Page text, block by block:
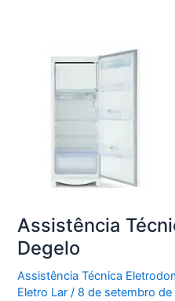
Assistência
Degelo
Assistência Técnica
Eletro Lar/ 8 de setembro